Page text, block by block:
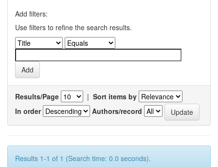
Add filters:
Use filters to refine the search results.
Results/Page | Sort items by
In order
Authors/record
Results 1-1 of 1 (Search time: 0.0 seconds).